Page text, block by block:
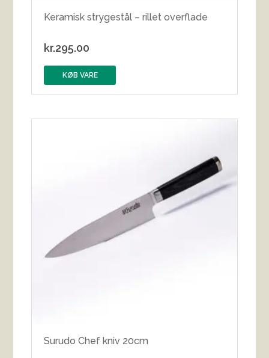
Keramisk strygestål – rillet overflade
kr.295.00
KØB VARE
Surudo Chef kniv 20cm